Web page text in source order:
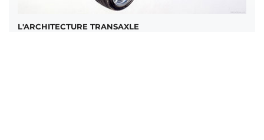
L'ARCHITECTURE TRANSAXLE